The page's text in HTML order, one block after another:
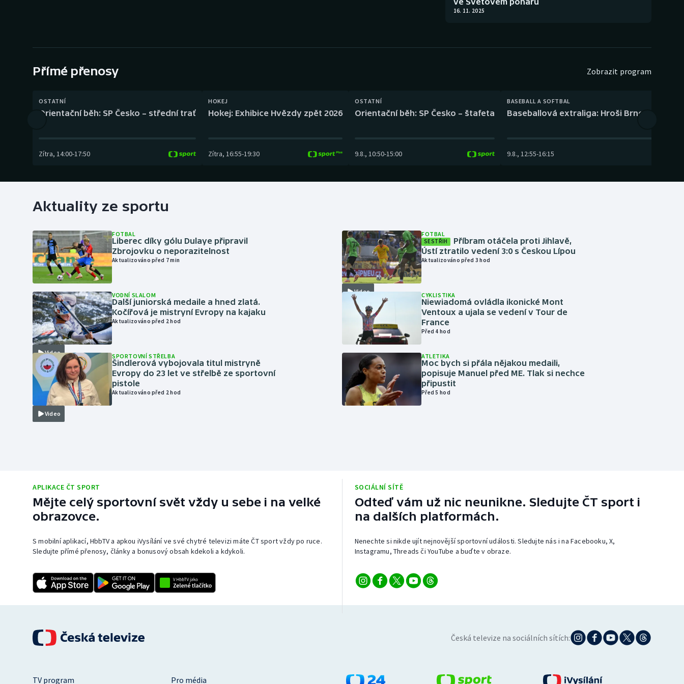
Ostatní
16. 11. 2025
Přímé přenosy Zobrazit program
OSTATNÍ
Orientační běh: SP Česko – střední trať
Zítra, 14:00-17:50
HOKEJ
Hokej: Exhibice Hvězdy zpět 2026
Zítra, 16:55-19:30
OSTATNÍ
Orientační běh: SP Česko – štafeta
9.8., 10:50-15:00
BASEBALL A SOFTBAL
Baseballová extraliga: Hroši Brno – Eagles
9.8., 12:55-16:15
Aktuality ze sportu
FOTBAL
Liberec díky gólu Dulaye připravil
Zbrojovku o neporazitelnost
Aktualizováno před 7 min
Video
VODNÍ SLALOM
Další juniorská medaile a hned zlatá.
Kočířová je mistryní Evropy na kajaku
Aktualizováno před 2 hod
Video
SPORTOVNÍ STŘELBA
Šindlerová vybojovala titul mistryně
Evropy do 23 let ve střelbě ze sportovní
pistole
Aktualizováno před 2 hod
Video
FOTBAL
SESTŘIH
Příbram otáčela proti Jihlavě,
Ústí ztratilo vedení 3:0 s Českou Lípou
Aktualizováno před 3 hod
CYKLISTIKA
Niewiadomá ovládla ikonické Mont
Ventoux a ujala se vedení v Tour de
France
Před 4 hod
ATLETIKA
Moc bych si přála nějakou medaili,
popisuje Manuel před ME. Tlak si nechce
připustit
Před 5 hod
APLIKACE ČT SPORT
Mějte celý sportovní svět vždy u sebe i na velké
obrazovce.
S mobilní aplikací, HbbTV a apkou iVysílání ve své chytré televizi máte ČT sport vždy po ruce.
Sledujte přímé přenosy, články a bonusový obsah kdekoli a kdykoli.
SOCIÁLNÍ SÍTĚ
Odteď vám už nic neunikne. Sledujte ČT sport i
na dalších platformách.
Nenechte si nikde ujít nejnovější sportovní události. Sledujte nás i na Facebooku, X,
Instagramu, Threads či YouTube a buďte v obraze.
Česká televize na sociálních sítích:
TV program Pro média